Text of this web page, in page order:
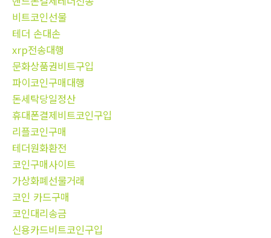
비트코인선물
테더 손대손
xrp전송대행
문화상품권비트구입
파이코인구매대행
돈세탁당일정산
휴대폰결제비트코인구입
리플코인구매
테더원화환전
코인구매사이트
가상화폐선물거래
코인 카드구매
코인대리송금
신용카드비트코인구입